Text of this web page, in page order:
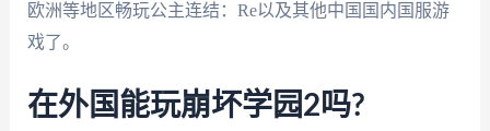
欧洲等地区畅玩公主连结：Re以及其他中国国内国服游
戏了。
在外国能玩崩坏学园2吗?